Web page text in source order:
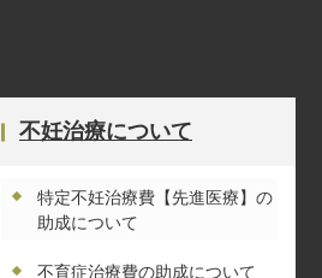
不妊治療について
特定不妊治療費【先進医療】の
助成について
不育症治療費の助成について